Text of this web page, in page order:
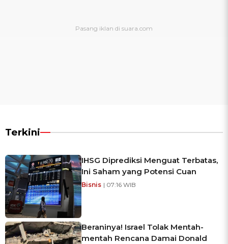
Terkini
IHSG Diprediksi Menguat Terbatas,
Ini Saham yang Potensi Cuan
Bisnis | 07:16 WIB
Beraninya! Israel Tolak Mentah-
mentah Rencana Damai Donald